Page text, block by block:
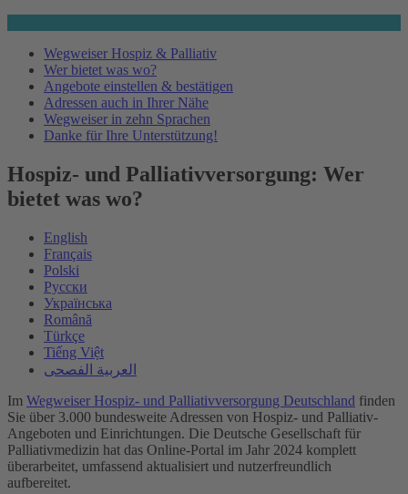
Wegweiser Hospiz & Palliativ
Wer bietet was wo?
Angebote einstellen & bestätigen
Adressen auch in Ihrer Nähe
Wegweiser in zehn Sprachen
Danke für Ihre Unterstützung!
Hospiz- und Palliativversorgung: Wer
bietet was wo?
English
Français
Polski
Русски
Українська
Română
Türkçe
Tiếng Việt
العربية الفصحى
Im Wegweiser Hospiz- und Palliativversorgung Deutschland finden
Sie über 3.000 bundesweite Adressen von Hospiz- und Palliativ-
Angeboten und Einrichtungen. Die Deutsche Gesellschaft für
Palliativmedizin hat das Online-Portal im Jahr 2024 komplett
überarbeitet, umfassend aktualisiert und nutzerfreundlich
aufbereitet.